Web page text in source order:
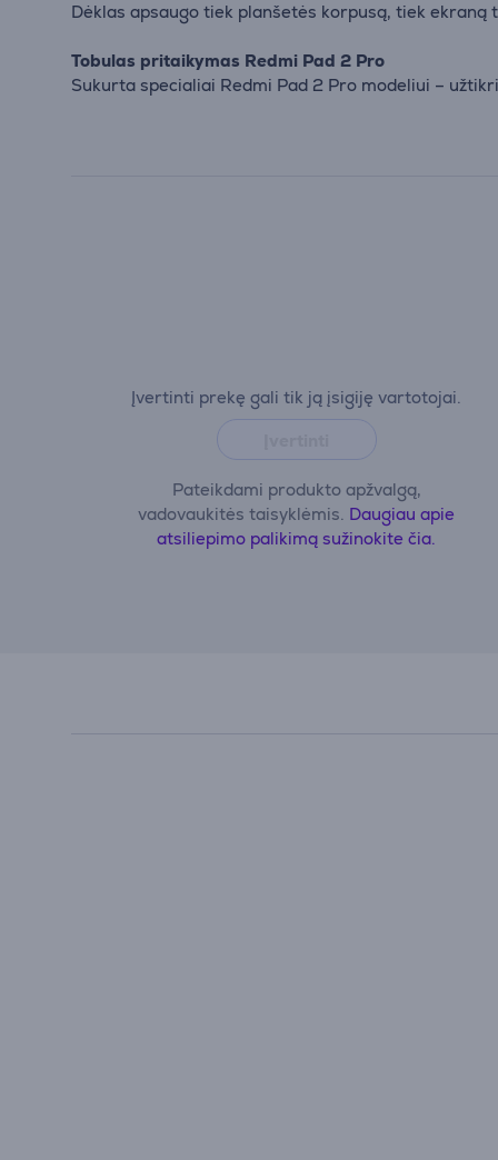
Dėklas apsaugo tiek planšetės korpusą, tiek
Tobulas pritaikymas Redmi Pad 2 Pro
Sukurta specialiai Redmi Pad 2 Pro modeliui –
Įvertinti prekę gali tik ją įsigiję vartotojai.
Pateikdami produkto apžvalgą,
vadovaukitės taisyklėmis. Daugiau apie
atsiliepimo palikimą sužinokite čia.